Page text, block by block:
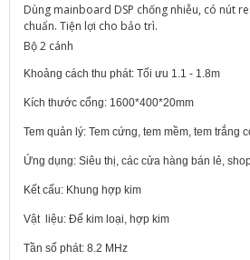
Dùng mainboard DSP chống nhiễu, có nút
chuẩn. Tiện lợi cho bảo trì.
Bộ 2 cánh
Khoảng cách thu phát: Tối ưu 1.1 - 1.8m
Kích thước cổng: 1600*400*20mm
Tem quản lý: Tem cứng, tem mềm, tem trắng
Ứng dụng: Siêu thị, các cửa hàng bán lẻ,
Kết cấu: Khung hợp kim
Vật liệu: Đế kim loại, hợp kim
Tần số phát: 8.2 MHz